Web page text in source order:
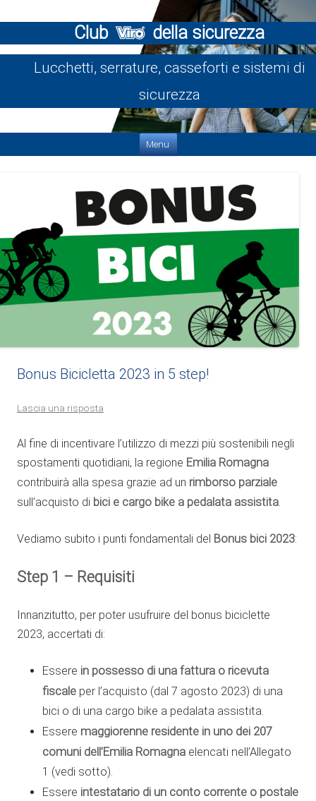
Club della sicurezza
Lucchetti, serrature, casseforti e sistemi di
sicurezza
Menu
Bonus Bicicletta 2023 in 5 step!
Lascia una risposta
Al fine di incentivare l’utilizzo di mezzi più sostenibili negli
spostamenti quotidiani, la regione Emilia Romagna
contribuirà alla spesa grazie ad un rimborso parziale
sull’acquisto di bici e cargo bike a pedalata assistita.
Vediamo subito i punti fondamentali del Bonus bici 2023:
Step 1 – Requisiti
Innanzitutto, per poter usufruire del bonus biciclette
2023, accertati di:
Essere in possesso di una fattura o ricevuta
fiscale per l’acquisto (dal 7 agosto 2023) di una
bici o di una cargo bike a pedalata assistita.
Essere maggiorenne residente in uno dei 207
comuni dell’Emilia Romagna elencati nell’Allegato
1 (vedi sotto).
Essere intestatario di un conto corrente o postale